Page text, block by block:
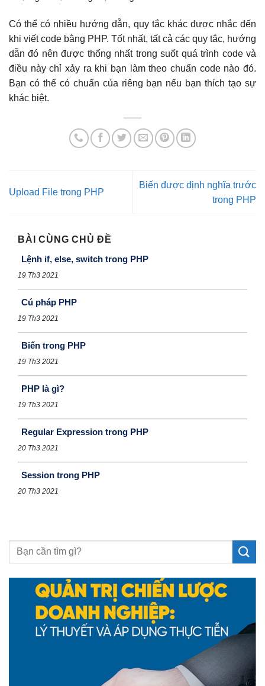
Có thể có nhiều hướng dẫn, quy tắc khác được nhắc đến
khi viết code bằng PHP. Tốt nhất, tất cả các quy tắc, hướng
dẫn đó nên được thống nhất trong suốt quá trình code và
điều này chỉ xảy ra khi bạn làm theo chuẩn code nào đó.
Bạn có thể có chuẩn của riêng bạn nếu bạn thích tạo sự
khác biệt.
Upload File trong PHP
Biến được định nghĩa trước
trong PHP
BÀI CÙNG CHỦ ĐỀ
Lệnh if, else, switch trong PHP
19 Th3 2021
Cú pháp PHP
19 Th3 2021
Biến trong PHP
19 Th3 2021
PHP là gì?
19 Th3 2021
Regular Expression trong PHP
20 Th3 2021
Session trong PHP
20 Th3 2021